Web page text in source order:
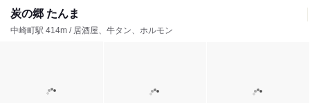
炭の郷 たんま
中崎町駅 414m / 居酒屋、牛タン、ホルモン